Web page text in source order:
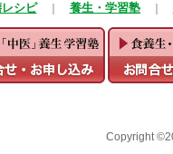
シピ｜ 養生・学習塾｜
Copyright